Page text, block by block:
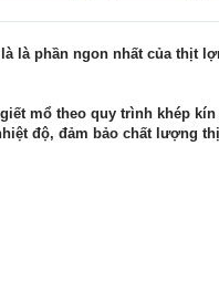
là phần ngon nhất của thịt
mổ theo quy trình khép
độ, đảm bảo chất lượng